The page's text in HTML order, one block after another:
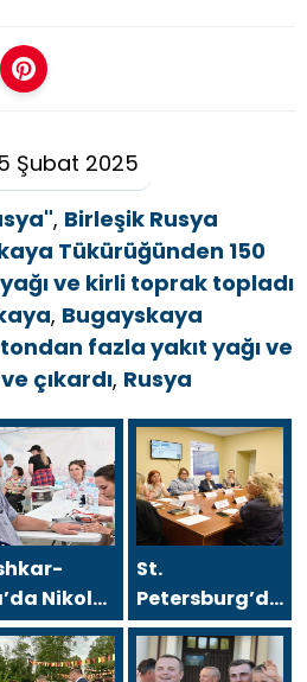
Şubat 2025
, Birleşik Rusya
Tükürüğünden 150
ve kirli toprak topladı
, Bugayskaya
fazla yakıt yağı ve
çıkardı, Rusya
Nikolai
St.
Petersburg’da,
Birleşik Rusya
Kadın